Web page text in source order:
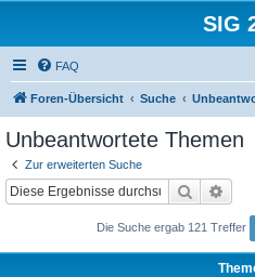
SIG
FAQ
Foren-Übersicht Suche
Unbeantwortete Themen
Zur erweiterten Suche
Suche
Die Suche ergab 121 Treffer